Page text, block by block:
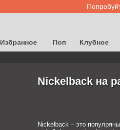
Избранное Поп Клубное
Nickelback на
Nickelback – это